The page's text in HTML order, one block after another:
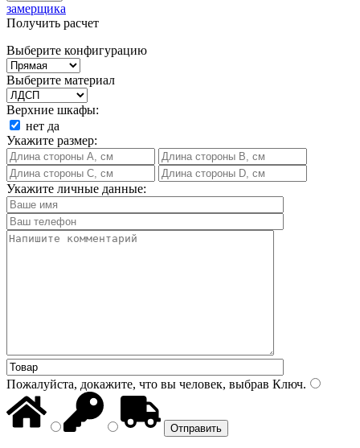
замерщика
Получить расчет
Выберите конфигурацию
Выберите материал
Верхние шкафы:
нет да
Укажите размер:
Укажите личные данные:
Пожалуйста, докажите, что вы человек, выбрав Ключ.